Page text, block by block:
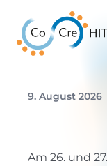
9. August 2026
Am 26. und